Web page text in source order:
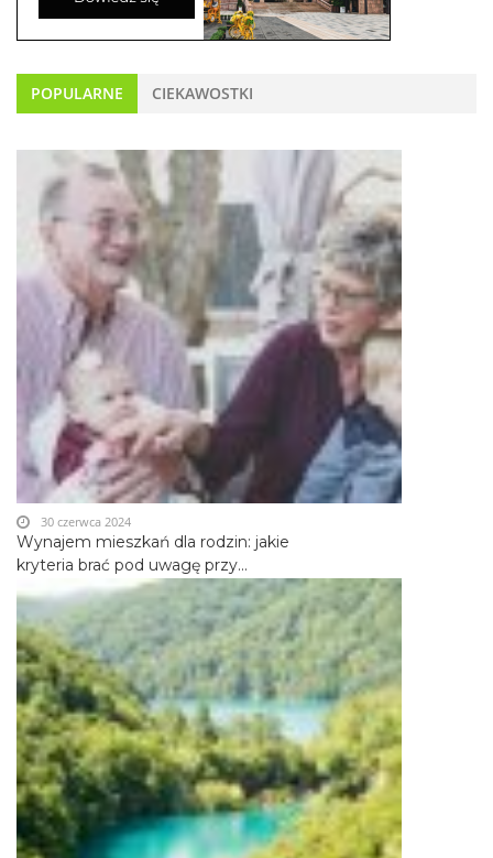
POPULARNE CIEKAWOSTKI
Wynajem mieszkań dla rodzin: jakie
kryteria brać pod uwagę przy...
30 czerwca 2024